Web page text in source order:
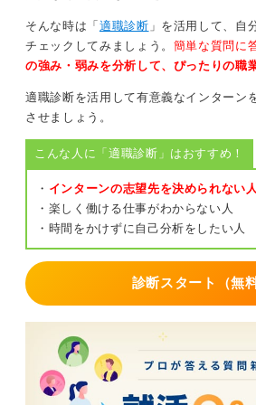
そんな時は「 適職診断 」を活用して、自
チェックしてみましょう。 簡単な質問に
の強み・弱みを分析して、ぴったりの職
適職診断を活用して有意義なインターン
させましょう。
こんな人に「適職診断」はおすすめ！
・ インターンの志望先を決められない人
・楽しく働ける仕事がわからない人
・時間をかけずに自己分析をしたい人
診断スタート（無料